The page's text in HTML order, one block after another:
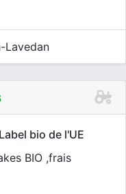
Lavedan
bio de l'UE
BIO ,frais